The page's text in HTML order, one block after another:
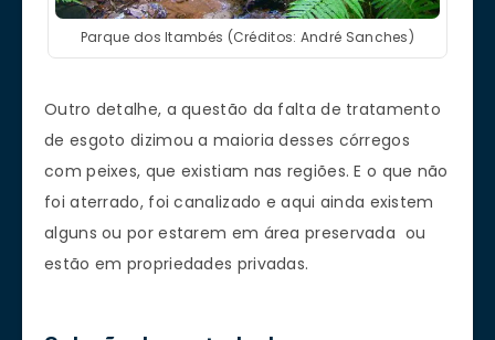
Parque dos Itambés (Créditos: André Sanches)
Outro detalhe, a questão da falta de tratamento
de esgoto dizimou a maioria desses córregos
com peixes, que existiam nas regiões. E o que não
foi aterrado, foi canalizado e aqui ainda existem
alguns ou por estarem em área preservada ou
estão em propriedades privadas.